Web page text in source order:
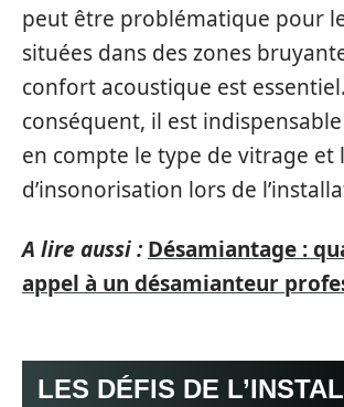
peut être problématique pour
situées dans des zones
confort acoustique est
conséquent, il est
en compte le type de vitrage et
d’insonorisation lors de
A lire aussi : Désamiantage :
appel à un désamianteur
LES DÉFIS DE